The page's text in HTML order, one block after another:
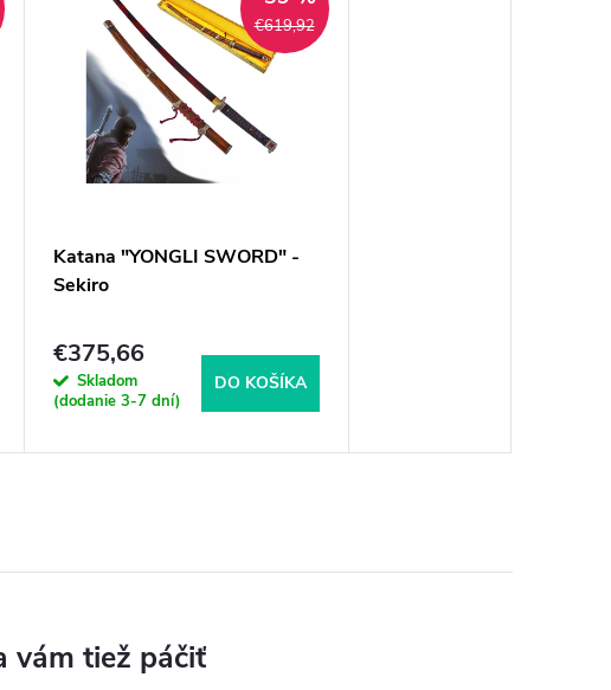
€619,92
Katana "YONGLI SWORD" -
Sekiro
€375,66
Skladom
(dodanie 3-7 dní)
DO KOŠÍKA